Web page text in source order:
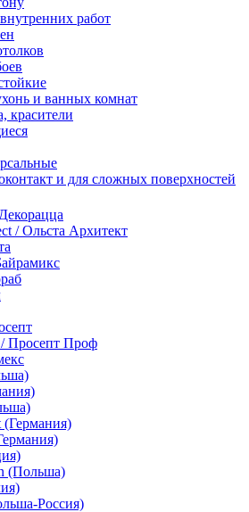
работ
и ванных комнат
красители
и для сложных поверхностей
штукатурки
универсальные, нейтральные
санитарные (антигрибковые)
для срубов
штукатурки и краски
для декора, патина
шелк
(эффект мрамора)
(эффект песчаных вихрей)
шпаклевка
/ Ольста Архитект
/ Просепт Проф
(Германия)
(Польша)
Россия)